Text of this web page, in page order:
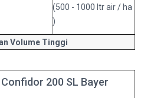
(500 - 1000 ltr air / ha
)
Volume Tinggi
200 SL Bayer